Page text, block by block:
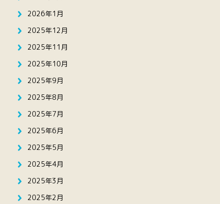
2026年1月
2025年12月
2025年11月
2025年10月
2025年9月
2025年8月
2025年7月
2025年6月
2025年5月
2025年4月
2025年3月
2025年2月